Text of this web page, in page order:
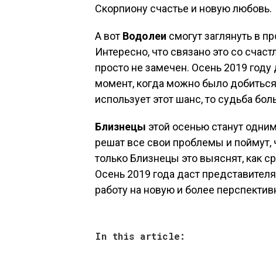
Скорпиону счастье и новую любовь.
А вот Водолеи смогут заглянуть в
Интересно, что связано это со
просто не замечен. Осень 2019
момент, когда можно было
использует этот шанс, то судьба
Близнецы этой осенью станут
решат все свои проблемы и поймут,
только Близнецы это выяснят, как
Осень 2019 года даст
работу на новую и более
In this article: